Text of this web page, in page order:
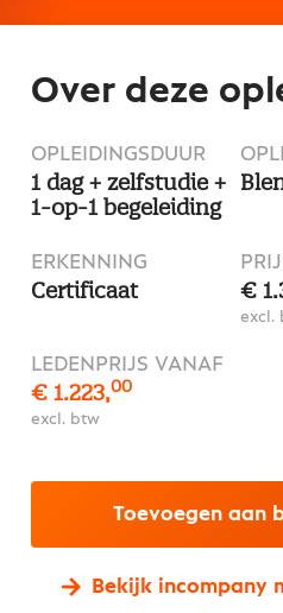
Over deze
OPLEIDINGSDUUR
1 dag + zelfstudie +
1-op-1 begeleiding
ERKENNING
Certificaat €
excl.
LEDENPRIJS VANAF
€ 1.223,00
excl. btw
Toevoegen aan
Bekijk incompany